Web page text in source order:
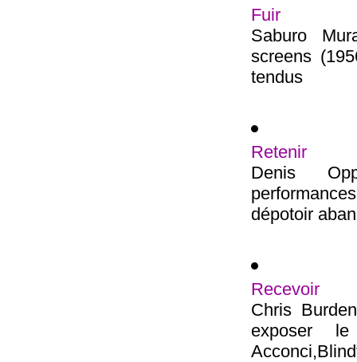
Fuir
Saburo
screens
tendus
Retenir
Denis
dépotoir
Recevoir
Chris
exposer